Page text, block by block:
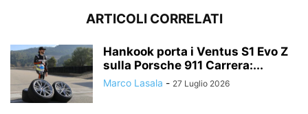
ARTICOLI CORRELATI
Hankook porta i Ventus S1 Evo Z
sulla Porsche 911 Carrera:...
Marco Lasala - 27 Luglio 2026